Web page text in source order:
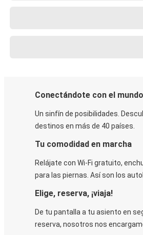
Conectándote con el mundo
Un sinfín de posibilidades.
destinos en más de 40 países.
Tu comodidad en marcha
Relájate con Wi-Fi gratuito,
para las piernas. Así son los
Elige, reserva, ¡viaja!
De tu pantalla a tu asiento en
reserva, nosotros nos